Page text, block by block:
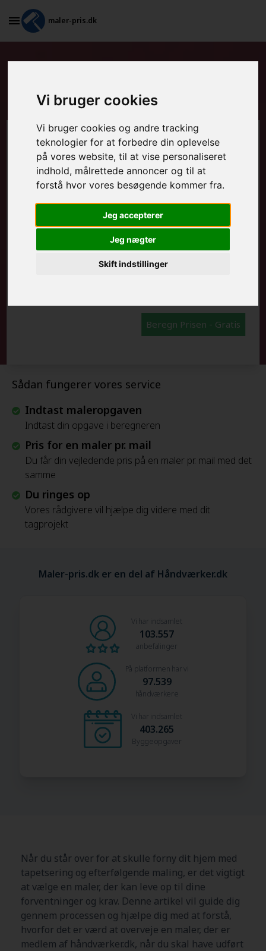
Vi bruger cookies
Vi bruger cookies og andre tracking
teknologier for at forbedre din oplevelse
på vores website, til at vise personaliseret
indhold, målrettede annoncer og til at
forstå hvor vores besøgende kommer fra.
Jeg accepterer
Jeg nægter
Skift indstillinger
maler-pris.dk
maling i Brøndby
Sådan fungerer vores service
Indtast maleropgaven
Indtast din opgave i beregneren
Pris for en maler pr. mail
Du får din vejledende pris på en maler pr. mail med det
samme
Du ringes op
Vores rådgivere vil hjælpe dig videre med dit
tagprojekt
Beregn prisen her
MALEROPGAVER - INDVENDIGT:
MALEROPGAVER - UDVENDIGT:
FRAFLYTNINGSPAKKE:
Beregn Prisen - Gratis
Maler-pris.dk er en del af Håndværker.dk
Vi har indsamlet
103.557
anbefalinger
På platformen har vi
97.539
håndværkere
Vi har indsamlet
403.265
Byggeopgaver
Når du står over for at skulle forny dit hjem med
tapetsering og efterfølgende maling, er det vigtigt
at vælge en maler, der kan leve op til dine
forventninger og krav. Denne artikel vil guide dig
gennem processen og hjælpe dig med at forstå,
hvorfor det er værd at overveje en maler, der er
medlem af håndværker.dk, når du skal have udført